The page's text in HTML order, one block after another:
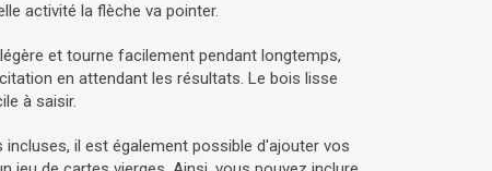
activité la flèche va pointer.
et tourne facilement pendant longtemps,
en attendant les résultats. Le bois lisse
à saisir.
il est également possible d'ajouter vos